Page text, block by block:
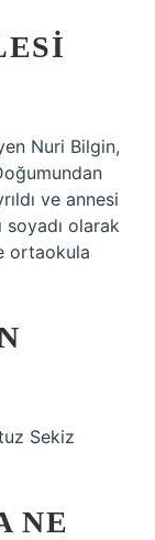
Nuri Bilgin,
ve annesi
soyadı olarak
ortaokula
Sekiz
NE